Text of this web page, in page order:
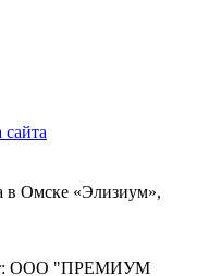
сайта
в Омске «Элизиум»,
ООО "ПРЕМИУМ